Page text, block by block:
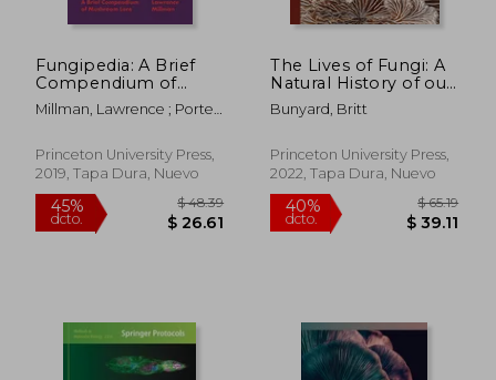
$ 149.93
Fungipedia: A Brief
Compendium of
Mushroom Lore (en
Inglés)
Millman, Lawrence ; Porter,
Princeton University Press,
2019, Tapa Dura, Nuevo
The Lives of Fungi: A
Natural History of our
Planet'S
Decomposers (The
World) (en Inglés)
Bunyard, Britt
Princeton University Press,
2022, Tapa Dura, Nuevo